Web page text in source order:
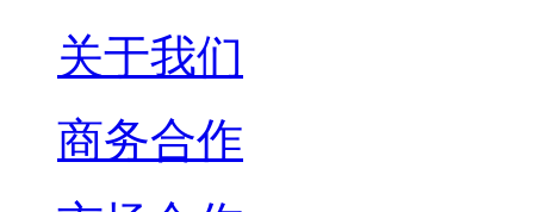
关于我们
商务合作